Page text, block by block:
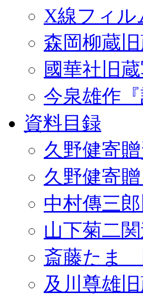
X線フィル
森岡柳蔵
國華社旧
今泉雄作『
資料目録
久野健寄
久野健寄
中村傳三
山下菊二
斎藤たま
及川尊雄